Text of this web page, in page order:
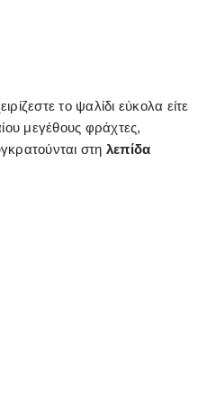
το ψαλίδι εύκολα είτε
μεγέθους φράχτες,
στη λεπίδα